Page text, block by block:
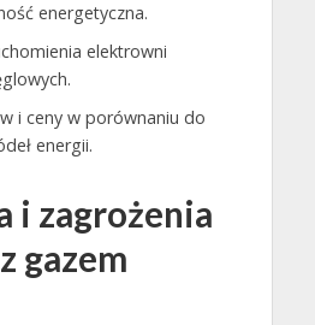
energetyczna.
elektrowni
i ceny w porównaniu do
energii.
i zagrożenia
gazem